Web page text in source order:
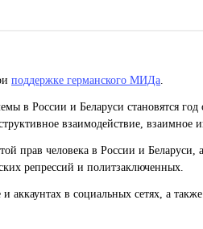
поддержке германского МИДа
в России и Беларуси становятся
взаимодействие, взаимное
прав человека в России и
репрессий и политзаключенных.
в социальных сетях, а